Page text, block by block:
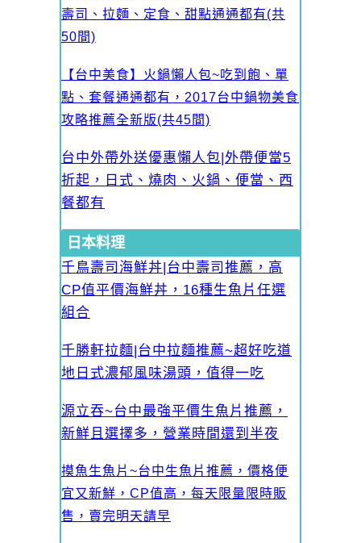
壽司、拉麵、定食、甜點通通都有(共
50間)
【台中美食】火鍋懶人包~吃到飽、單
點、套餐通通都有，2017台中鍋物美食
攻略推薦全新版(共45間)
台中外帶外送優惠懶人包|外帶便當5
折起，日式、燒肉、火鍋、便當、西
餐都有
日本料理
千鳥壽司海鮮丼|台中壽司推薦，高
CP值平價海鮮丼，16種生魚片任選
組合
千勝軒拉麵|台中拉麵推薦~超好吃道
地日式濃郁風味湯頭，值得一吃
源立吞~台中最強平價生魚片推薦，
新鮮且選擇多，營業時間還到半夜
摸魚生魚片~台中生魚片推薦，價格便
宜又新鮮，CP值高，每天限量限時販
售，賣完明天請早